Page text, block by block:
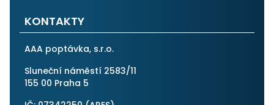
KONTAKTY
AAA poptávka, s.r.o.
Sluneční náměstí 2583/11
155 00 Praha 5